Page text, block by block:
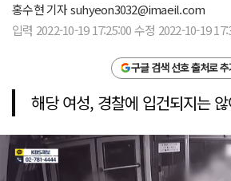
홍수현 기자suhyeon3032@imaeil.com
입력 2022-10-19 17:25:00 수정 2022-10-19
구글 검색 선호 출처로
해당 여성, 경찰에 입건되지는